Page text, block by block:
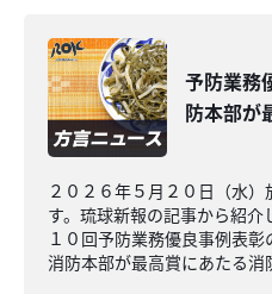
予防業務
防本部が
２０２６年５月２０日（水
す。琉球新報の記事から紹
１０回予防業務優良事例表
消防本部が最高賞にあたる消